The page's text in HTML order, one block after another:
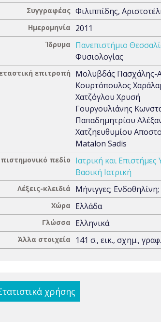
Συγγραφέας Φιλιππίδης,
Ημερομηνία 2011
Ίδρυμα Πανεπιστήμιο
Φυσιολογίας
επιτροπή
Μολυβδάς Πασχάλης-
Κουρτόπουλος
Χατζόγλου Χρυσή
Γουργουλιάνης
Παπαδημητρίου
Χατζηευθυμίου
Matalon Sadis
πεδίο
Ιατρική και Επιστήμες
Βασική Ιατρική
Λέξεις-κλειδιά Μήνιγγες;
Χώρα Ελλάδα
Γλώσσα Ελληνικά
Άλλα στοιχεία 141 σ., εικ., σχημ., γραφ.
χρήσης